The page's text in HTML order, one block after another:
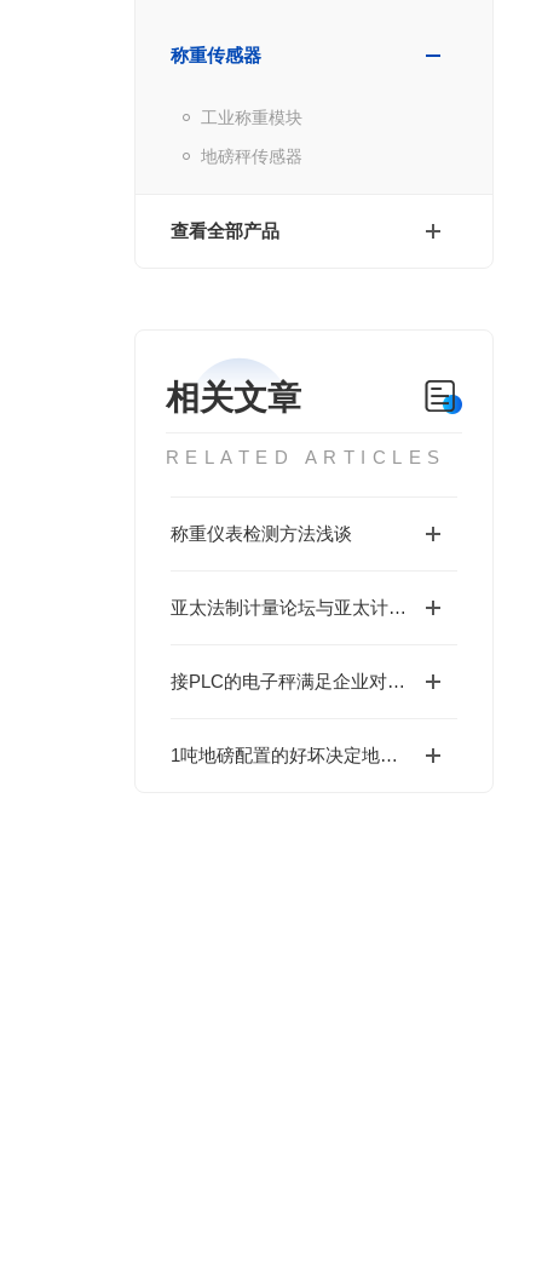
称重传感器
工业称重模块
地磅秤传感器
查看全部产品
相关文章
RELATED ARTICLES
称重仪表检测方法浅谈
亚太法制计量论坛与亚太计量规划组织签署合作谅解备忘录
接PLC的电子秤满足企业对信息的记录
1吨地磅配置的好坏决定地磅质量